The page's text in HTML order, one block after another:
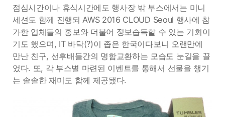
점심시간이나 휴식시간에도 행사장 밖 부스에서는 미니
세션도 함께 진행되 AWS 2016 CLOUD Seoul 행사에 참
가한 업체들의 홍보와 더불어 정보습득할 수 있는 기회이
기도 했으며, IT 바닥(?)이 좁은 한국이다보니 오랜만에
만난 친구, 선후배들간의 명함교환하는 모습도 눈길을 끌
었다. 또, 각 부스별 마련된 이벤트를 통해서 선물을 챙기
는 솔솔한 재미도 함께 제공됐다.